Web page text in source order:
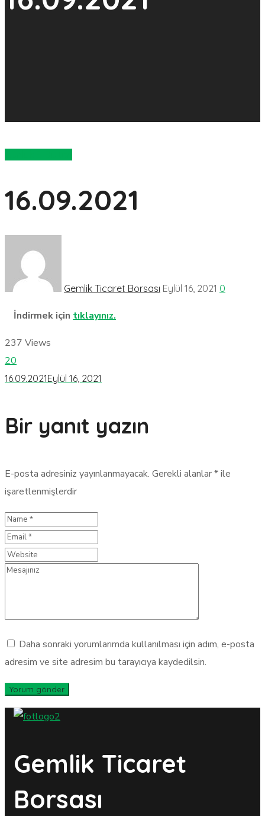
16.09.2021
Gemlik Ticaret Borsası Eylül 16, 2021 0
İndirmek için tıklayınız.
237 Views
20
16.09.2021Eylül 16, 2021
Bir yanıt yazın
E-posta adresiniz yayınlanmayacak. Gerekli alanlar*ile
işaretlenmişlerdir
Daha sonraki yorumlarımda kullanılması için adım, e-posta
adresim ve site adresim bu tarayıcıya kaydedilsin.
Gemlik Ticaret
Borsası